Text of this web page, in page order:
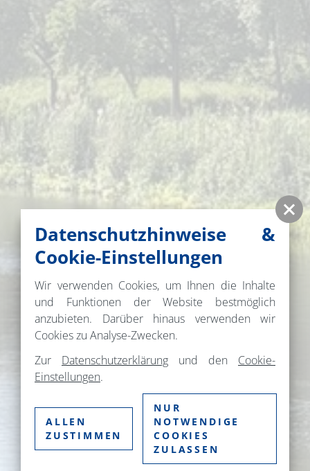
Datenschutzhinweise &
Cookie-Einstellungen
Wir verwenden Cookies, um Ihnen die Inhalte
und Funktionen der Website bestmöglich
anzubieten. Darüber hinaus verwenden wir
Cookies zu Analyse-Zwecken.
Zur Datenschutzerklärung und den Cookie-
Einstellungen.
ALLEN
ZUSTIMMEN
NUR
NOTWENDIGE
COOKIES
ZULASSEN